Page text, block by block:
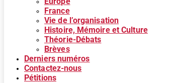
France
Vie de l’organisation
Histoire, Mémoire et Culture
Théorie-Débats
Brèves
Derniers numéros
Contactez-nous
Pétitions